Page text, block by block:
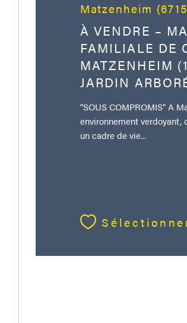
Matzenheim
À VENDRE –
FAMILIALE DE
MATZENHEIM
JARDIN
"SOUS COMPROMIS" A
environnement verdoyant,
un cadre de vie...